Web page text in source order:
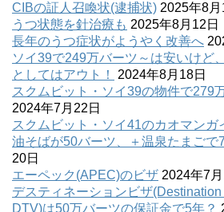
CIBの証人召喚状(逮捕状) 2025年8月
うつ状態を針治療も 2025年8月12日
長年のうつ症状がようやく改善へ
ソイ39で249万バーツ～は安いけど
としてはアウト！
2024年8月18日
スクムビット・ソイ39の物件で279
2024年7月22日
スクムビット・ソイ41のカオマンガ
油そばが50バーツ、＋温泉たまごで
20日
エーペック(APEC)のビザ 2024年7月
デスティネーションビザ
DTV)は50万バーツの保証金で5年？